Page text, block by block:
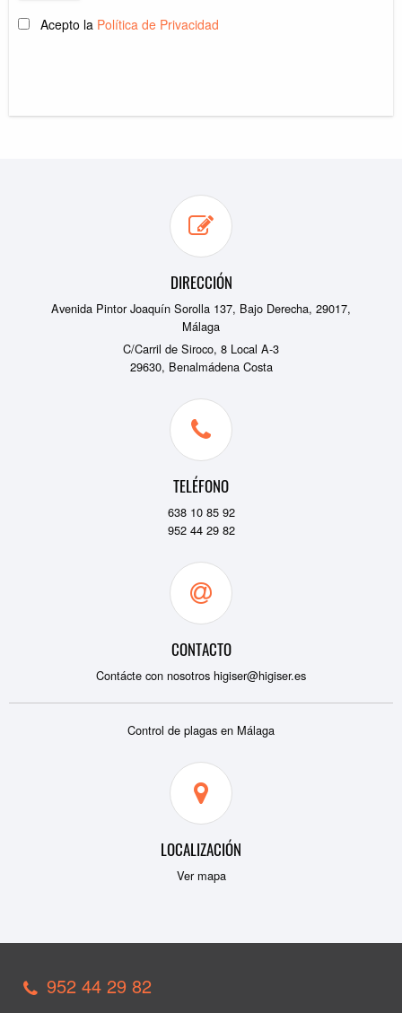
Acepto la Política de Privacidad
DIRECCIÓN
Avenida Pintor Joaquín Sorolla 137, Bajo Derecha, 29017,
Málaga
C/Carril de Siroco, 8 Local A-3
29630, Benalmádena Costa
TELÉFONO
638 10 85 92
952 44 29 82
CONTACTO
Contácte con nosotros higiser@higiser.es
Control de plagas en Málaga
LOCALIZACIÓN
Ver mapa
952 44 29 82